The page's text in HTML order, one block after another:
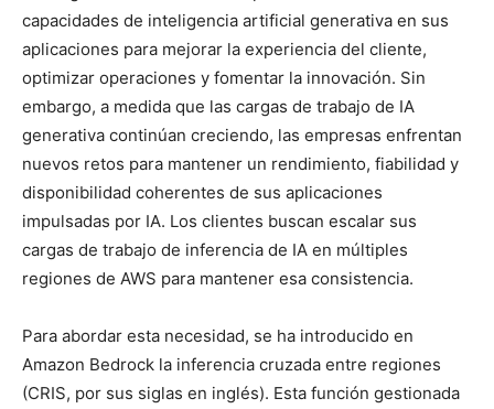
capacidades de inteligencia artificial generativa en sus
aplicaciones para mejorar la experiencia del cliente,
optimizar operaciones y fomentar la innovación. Sin
embargo, a medida que las cargas de trabajo de IA
generativa continúan creciendo, las empresas enfrentan
nuevos retos para mantener un rendimiento, fiabilidad y
disponibilidad coherentes de sus aplicaciones
impulsadas por IA. Los clientes buscan escalar sus
cargas de trabajo de inferencia de IA en múltiples
regiones de AWS para mantener esa consistencia.
Para abordar esta necesidad, se ha introducido en
Amazon Bedrock la inferencia cruzada entre regiones
(CRIS, por sus siglas en inglés). Esta función gestionada